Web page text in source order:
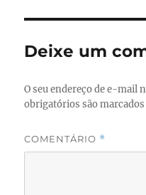
Deixe um
O seu endereço de e-mail
obrigatórios são
COMENTÁRIO *